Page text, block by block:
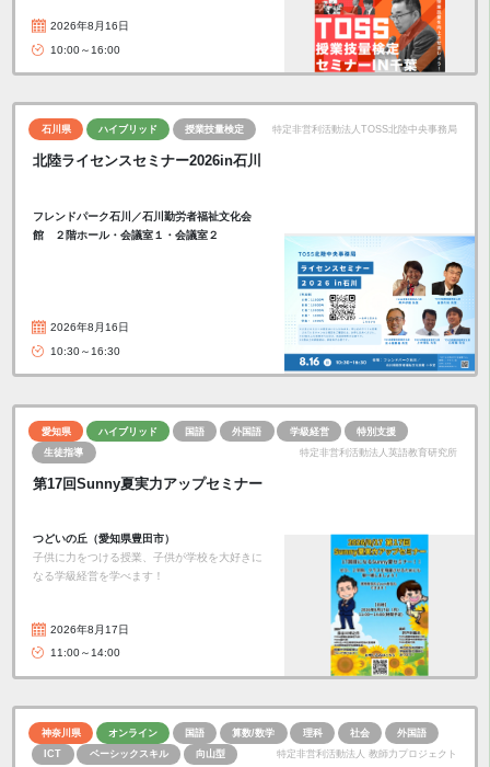
2026年8月16日
10:00～16:00
石川県 ハイブリッド 授業技量検定 特定非営利活動法人TOSS北陸中央事務局
北陸ライセンスセミナー2026in石川
フレンドパーク石川／石川勤労者福祉文化会
館 ２階ホール・会議室１・会議室２
2026年8月16日
10:30～16:30
愛知県 ハイブリッド 国語 外国語 学級経営
特別支援
生徒指導
特定非営利活動法人英語教育研究所
第17回Sunny夏実力アップセミナー
つどいの丘（愛知県豊田市）
子供に力をつける授業、子供が学校を大好きに
なる学級経営を学べます！
2026年8月17日
11:00～14:00
神奈川県 オンライン 国語 算数/数学 理科 社会
外国語
ICT
ベーシックスキル 向山型 特定非営利活動法人 教師力プロジェクト